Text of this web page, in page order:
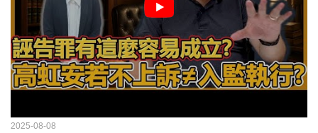
2025-08-08